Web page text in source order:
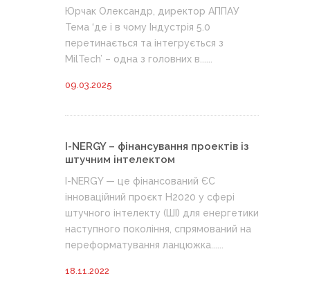
Юрчак Олександр, директор АППАУ
Тема ‘де і в чому Індустрія 5.0
перетинається та інтегрується з
MilTech’ – одна з головних в......
09.03.2025
I-NERGY – фінансування проектів із
штучним інтелектом
I-NERGY — це фінансований ЄС
інноваційний проєкт H2020 у сфері
штучного інтелекту (ШІ) для енергетики
наступного покоління, спрямований на
переформатування ланцюжка......
18.11.2022